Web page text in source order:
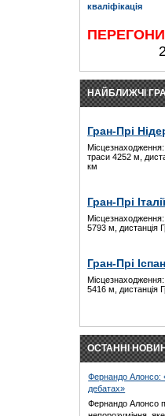
кваліфікація
ПЕРЕГОНИ
НАЙБЛИЖЧІ
Гран-Прі
траси 4252 м,
км
Гран-Прі
5793 м, дистанція
Гран-Прі
5416 м, дистанція
ОСТАННІ
Фернандо Алонсо:
дебатах»
Фернандо Алонсо